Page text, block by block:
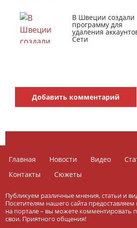
В Швеции создали
программу для
удаления
Сети
Добавить комментарий
Главная Новости Видео
Контакты
Сюжеты
Публикуем различные мнения, статьи и
Посетителям нашего сайта
на портале – вы можете комментировать
свои. Приятного общения!